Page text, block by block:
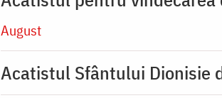
August
Acatistul Sfântului Dionisie